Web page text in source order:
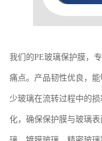
我们的PE玻璃保护膜，
痛点。产品韧性优良，
少玻璃在流转过程中的
化，确保保护膜与玻璃